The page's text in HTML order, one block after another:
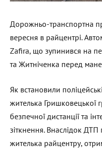
Дорожньо-транспортна
вересня в райцентрі.
Zafira, що зупинився на
та Житніченка перед
Як встановили
жителька Гришковецької
безпечної дистанції та
зіткнення. Внаслідок
жителька райцентру,